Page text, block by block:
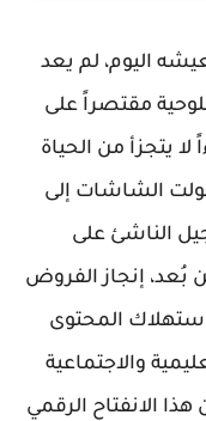
اليوم، لم يعد
مقتصراً على
لا يتجزأ من الحياة
الشاشات إلى
الناشئ على
بُعد، إنجاز الفروض
المحتوى
والاجتماعية
هذا الانفتاح الرقمي